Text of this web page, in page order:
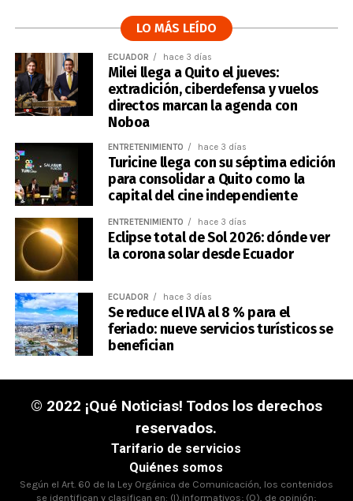
LO MÁS LEÍDO
ECUADOR hace 3 días
Milei llega a Quito el jueves:
extradición, ciberdefensa y vuelos
directos marcan la agenda con
Noboa
ENTRETENIMIENTO hace 3 días
Turicine llega con su séptima edición
para consolidar a Quito como la
capital del cine independiente
ENTRETENIMIENTO hace 3 días
Eclipse total de Sol 2026: dónde ver
la corona solar desde Ecuador
ECUADOR hace 3 días
Se reduce el IVA al 8 % para el
feriado: nueve servicios turísticos se
benefician
© 2022 ¡Qué Noticias! Todos los derechos
reservados.
Tarifario de servicios
Quiénes somos
Según el Art. 60 de la Ley Orgánica de Comunicación, los contenidos
se identifican y clasifican en: (I),informativos; (O), de opinión;